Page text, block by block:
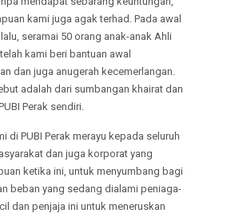
kami juga agak terhad. Pada awal
seramai 50 orang anak-anak Ahli
kami beri bantuan awal
dan juga anugerah kecemerlangan.
adalah dari sumbangan khairat dan
Perak sendiri.
di PUBI Perak merayu kepada seluruh
dan juga korporat yang
ketika ini, untuk menyumbang bagi
beban yang sedang dialami peniaga-
dan penjaja ini untuk meneruskan